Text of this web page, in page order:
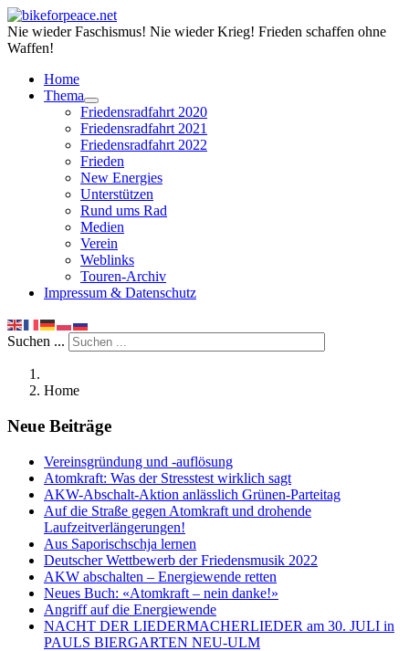
Nie wieder Faschismus! Nie wieder Krieg! Frieden schaffen ohne
Waffen!
Home
Thema
Friedensradfahrt 2020
Friedensradfahrt 2021
Friedensradfahrt 2022
Frieden
New Energies
Unterstützen
Rund ums Rad
Medien
Verein
Weblinks
Touren-Archiv
Impressum & Datenschutz
Suchen ...
Home
Neue Beiträge
Vereinsgründung und -auflösung
Atomkraft: Was der Stresstest wirklich sagt
AKW-Abschalt-Aktion anlässlich Grünen-Parteitag
Auf die Straße gegen Atomkraft und drohende
Laufzeitverlängerungen!
Aus Saporischschja lernen
Deutscher Wettbewerb der Friedensmusik 2022
AKW abschalten – Energiewende retten
Neues Buch: «Atomkraft – nein danke!»
Angriff auf die Energiewende
NACHT DER LIEDERMACHERLIEDER am 30. JULI in
PAULS BIERGARTEN NEU-ULM